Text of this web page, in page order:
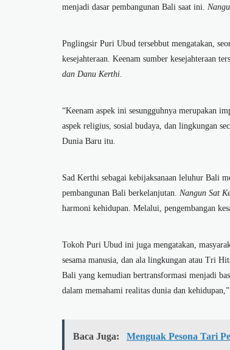
menjadi dasar pembangunan Bali saat ini.
Pnglingsir Puri Ubud tersebbut mengatakan,
kesejahteraan. Keenam sumber kesejahteraan
dan Danu Kerthi
“Keenam aspek ini sesungguhnya merupakan
aspek religius, sosial budaya, dan lingkungan
Dunia Baru itu.
Sad Kerthi sebagai kebijaksanaan leluhur Bali
pembangunan Bali berkelanjutan. Nangun Sat
harmoni kehidupan. Melalui, pengembangan
Tokoh Puri Ubud ini juga mengatakan,
sesama manusia, dan ala lingkungan atau Tri
Bali yang kemudian bertransformasi menjadi
dalam memahami realitas dunia dan
Baca Juga: Menguak Pesona Tari